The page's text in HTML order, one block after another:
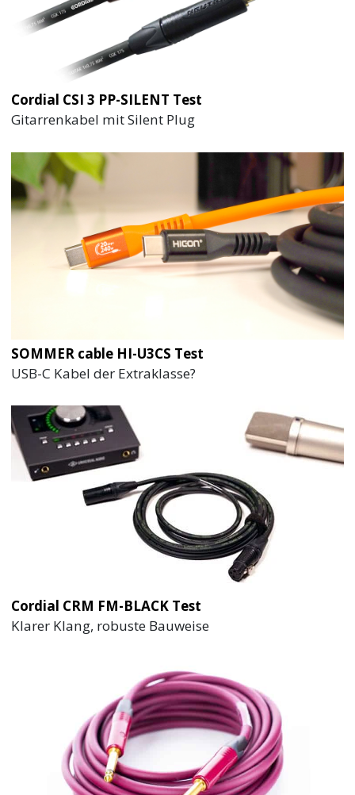
Cordial CSI 3 PP-SILENT Test
Gitarrenkabel mit Silent Plug
SOMMER cable HI-U3CS Test
USB-C Kabel der Extraklasse?
Cordial CRM FM-BLACK Test
Klarer Klang, robuste Bauweise